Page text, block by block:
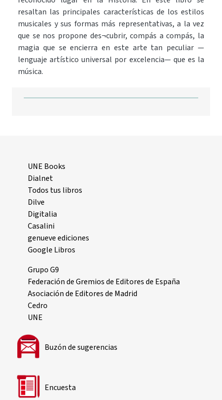
resaltan las principales características de los estilos
musicales y sus formas más representativas, a la vez
que se nos propone des¬cubrir, compás a compás, la
magia que se encierra en este arte tan peculiar —
lenguaje artístico universal por excelencia— que es la
música.
UNE Books
Dialnet
Todos tus libros
Dilve
Digitalia
Casalini
genueve ediciones
Google Libros
Grupo G9
Federación de Gremios de Editores de España
Asociación de Editores de Madrid
Cedro
UNE
Buzón de sugerencias
Encuesta